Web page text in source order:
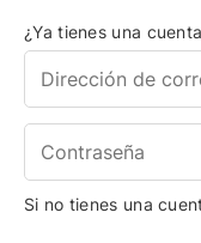
¿Ya tienes una
Si no tienes una